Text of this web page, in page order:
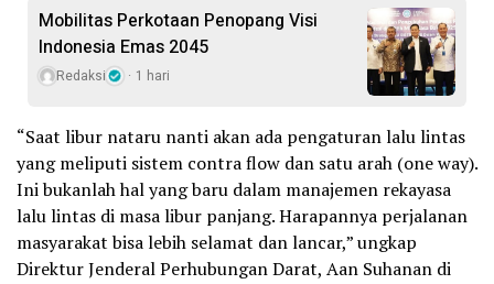
Mobilitas Perkotaan Penopang Visi
Indonesia Emas 2045
Redaksi 1 hari
“Saat libur nataru nanti akan ada pengaturan lalu lintas
yang meliputi sistem contra flow dan satu arah (one way).
Ini bukanlah hal yang baru dalam manajemen rekayasa
lalu lintas di masa libur panjang. Harapannya perjalanan
masyarakat bisa lebih selamat dan lancar,” ungkap
Direktur Jenderal Perhubungan Darat, Aan Suhanan di